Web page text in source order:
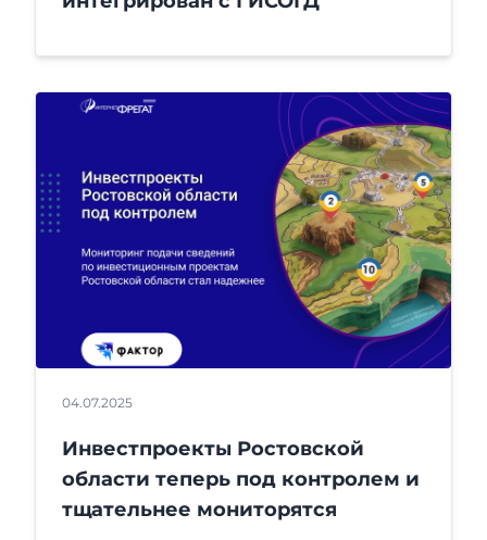
04.07.2025
Инвестпроекты Ростовской
области теперь под контролем и
тщательнее мониторятся